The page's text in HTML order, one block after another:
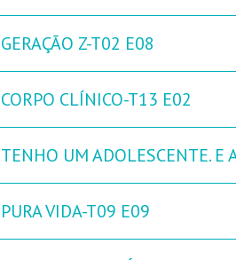
GERAÇÃO Z-T02 E08
CORPO CLÍNICO-T13 E02
TENHO UM ADOLESCENTE. E
PURA VIDA-T09 E09